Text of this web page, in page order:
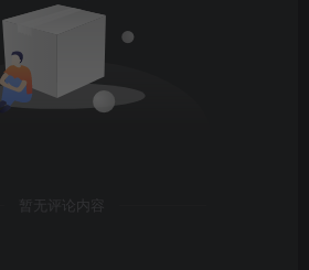
暂无评论内容